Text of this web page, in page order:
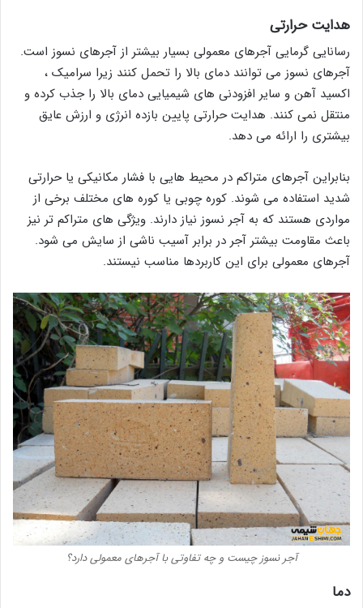
هدایت حرارتی
رسانایی گرمایی آجرهای معمولی بسیار بیشتر از آجرهای نسوز است.
آجرهای نسوز می توانند دمای بالا را تحمل کنند زیرا سرامیک ،
اکسید آهن و سایر افزودنی های شیمیایی دمای بالا را جذب کرده و
منتقل نمی کنند. هدایت حرارتی پایین بازده انرژی و ارزش عایق
بیشتری را ارائه می دهد.
بنابراین آجرهای متراکم در محیط هایی با فشار مکانیکی یا حرارتی
شدید استفاده می شوند. کوره چوبی یا کوره های مختلف برخی از
مواردی هستند که به آجر نسوز نیاز دارند. ویژگی های متراکم تر نیز
باعث مقاومت بیشتر آجر در برابر آسیب ناشی از سایش می شود.
آجرهای معمولی برای این کاربردها مناسب نیستند.
آجر نسوز چیست و چه تفاوتی با آجرهای معمولی دارد؟
دما